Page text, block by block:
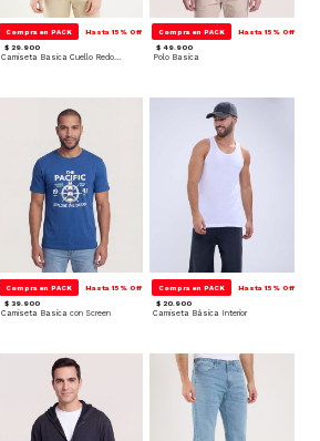
Compra en PACK Hasta 15% Off
$ 29.900
Camiseta Basica Cuello Redondo
Compra en PACK Hasta 15% Off
$ 49.900
Polo Basica
Compra en PACK Hasta 15% Off
$ 39.900
Camiseta Basica con Screen
Compra en PACK Hasta 15% Off
$ 20.900
Camiseta Básica Interior